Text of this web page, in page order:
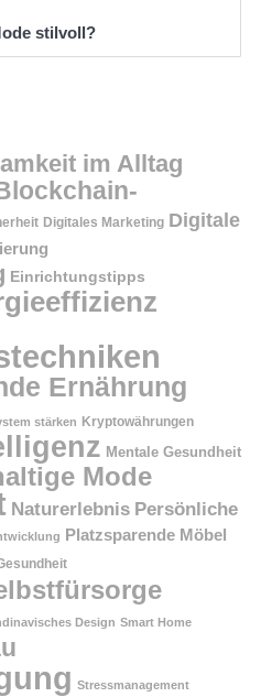
stilvoll?
im Alltag
Digitales Marketing Digitale
Einrichtungstipps
Ernährung
stärken Kryptowährungen
Mentale Gesundheit
Mode
Naturerlebnis Persönliche
Platzsparende Möbel
Design Smart Home
Stressmanagement